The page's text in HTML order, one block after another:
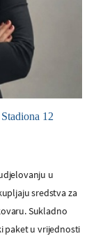
12
u
sredstva za
Sukladno
paket u vrijednosti